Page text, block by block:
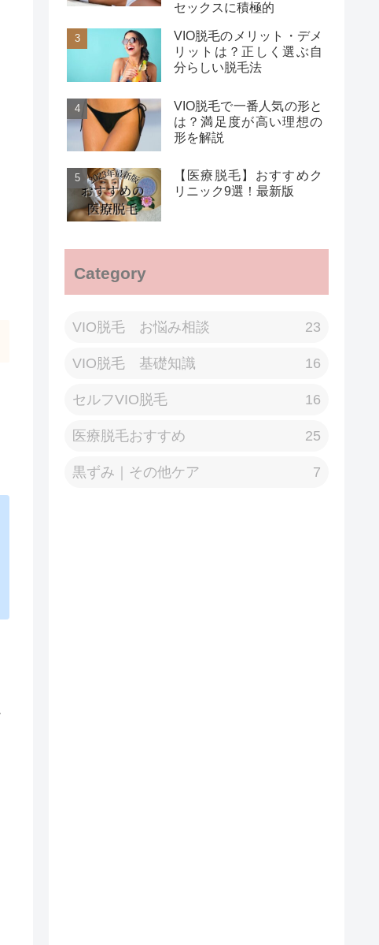
セックスに積極的
VIO脱毛のメリット・デメ
リットは？正しく選ぶ自
分らしい脱毛法
VIO脱毛で一番人気の形と
は？満足度が高い理想の
形を解説
【医療脱毛】おすすめク
リニック9選！最新版
Category
VIO脱毛 お悩み相談 23
VIO脱毛 基礎知識 16
セルフVIO脱毛 16
医療脱毛おすすめ 25
黒ずみ｜その他ケア 7